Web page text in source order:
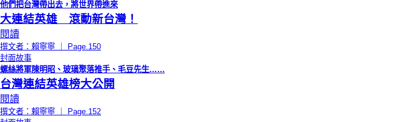
他們把台灣帶出去，將世界帶進來
大連結英雄 滾動新台灣！
閱讀
撰文者：賴寧寧 ｜ Page.150
封面故事
螺絲將軍陳明昭、玻璃聚落推手、毛豆先生……
台灣連結英雄榜大公開
閱讀
撰文者：賴寧寧 ｜ Page.152